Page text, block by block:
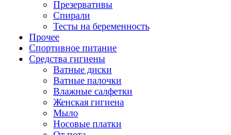
Презервативы
Спирали
Тесты на беременность
Прочее
Спортивное питание
Средства гигиены
Ватные диски
Ватные палочки
Влажные салфетки
Женская гигиена
Мыло
Носовые платки